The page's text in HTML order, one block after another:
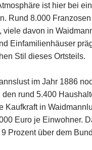
ist hier bei
Rund 8.000
viele davon in
Einfamilienhäuser
Stil dieses Ortsteils.
im Jahr 1886
rund 5.400
Kaufkraft in
Euro je Einwohner.
Prozent über dem